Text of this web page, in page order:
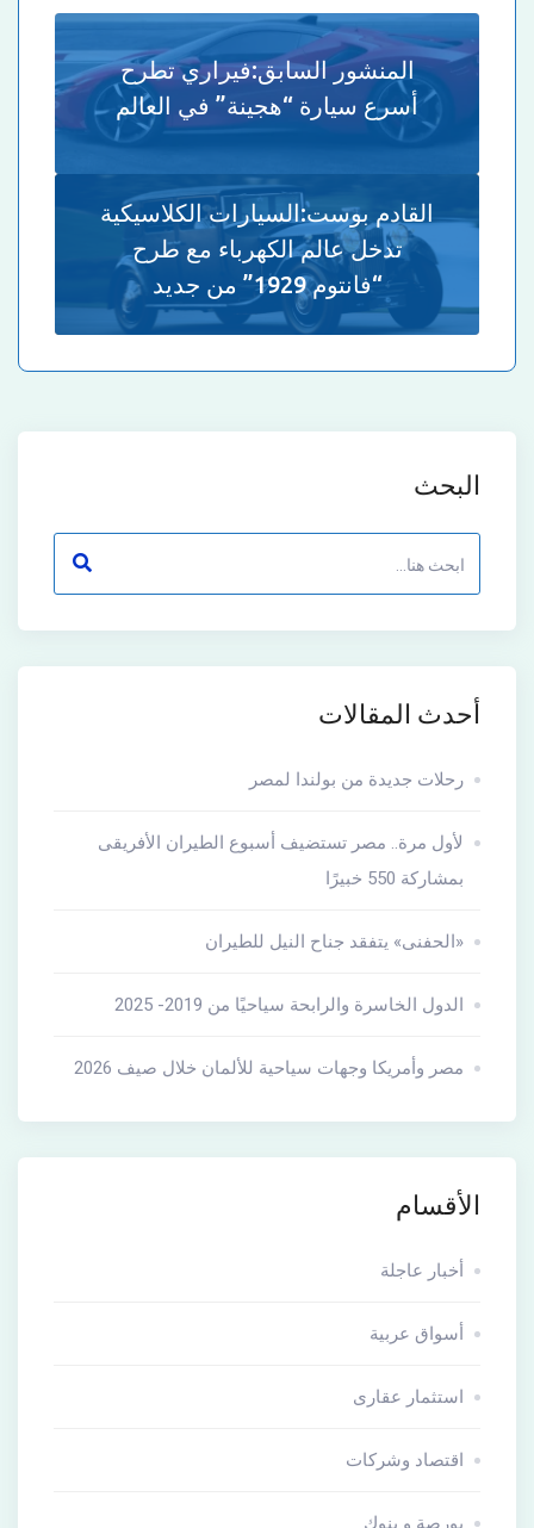
المنشور السابق:فيراري تطرح
أسرع سيارة “هجينة” في العالم
القادم بوست:السيارات الكلاسيكية
تدخل عالم الكهرباء مع طرح
“فانتوم 1929” من جديد
البحث
أحدث المقالات
رحلات جديدة من بولندا لمصر
لأول مرة.. مصر تستضيف أسبوع الطيران الأفريقى
بمشاركة 550 خبيرًا
«الحفنى» يتفقد جناح النيل للطيران
الدول الخاسرة والرابحة سياحيًا من 2019- 2025
مصر وأمريكا وجهات سياحية للألمان خلال صيف 2026
الأقسام
أخبار عاجلة
أسواق عربية
استثمار عقارى
اقتصاد وشركات
بورصة و بنوك